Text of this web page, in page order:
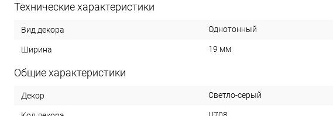
Технические характеристики
Вид декора Однотонный
Ширина 19 мм
Общие характеристики
Декор Светло-серый